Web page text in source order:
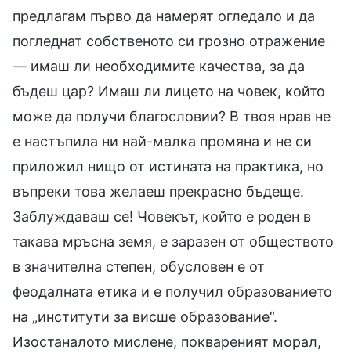
предлагам първо да намерят огледало и да
погледнат собственото си грозно отражение
— имаш ли необходимите качества, за да
бъдеш цар? Имаш ли лицето на човек, който
може да получи благословии? В твоя нрав не
е настъпила ни най-малка промяна и не си
приложил нищо от истината на практика, но
въпреки това желаеш прекрасно бъдеще.
Заблуждаваш се! Човекът, който е роден в
такава мръсна земя, е заразен от обществото
в значителна степен, обусловен е от
феодалната етика и е получил образованието
на „институти за висше образование“.
Изостаналото мислене, поквареният морал,